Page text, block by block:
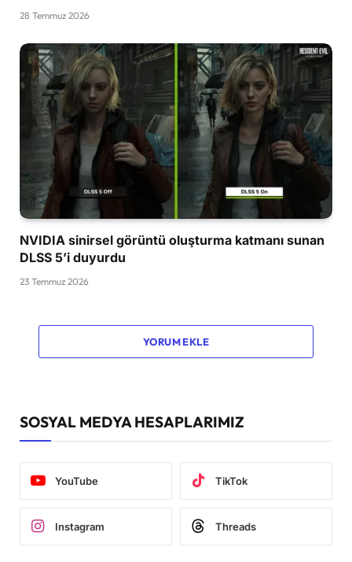
28 Temmuz 2026
NVIDIA sinirsel görüntü oluşturma katmanı sunan
DLSS 5’i duyurdu
23 Temmuz 2026
YORUM EKLE
SOSYAL MEDYA HESAPLARIMIZ
YouTube TikTok
Instagram Threads